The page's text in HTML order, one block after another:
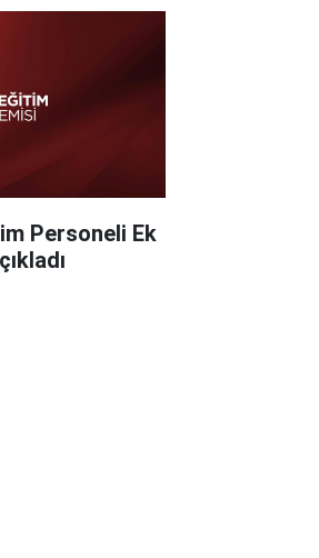
Personeli Ek